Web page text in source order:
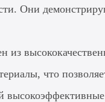
Они
из
что